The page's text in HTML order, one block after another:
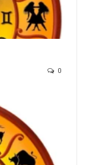
0